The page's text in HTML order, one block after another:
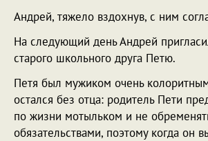
Андрей, тяжело вздохнув, с ним
На следующий день Андрей
старого школьного друга Петю.
Петя был мужиком очень
остался без отца: родитель Пети
по жизни мотыльком и не
обязательствами, поэтому когда он